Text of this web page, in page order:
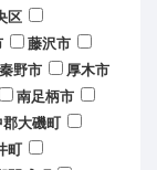
区
藤沢市
秦野市
厚木市
南足柄市
郡大磯町
町